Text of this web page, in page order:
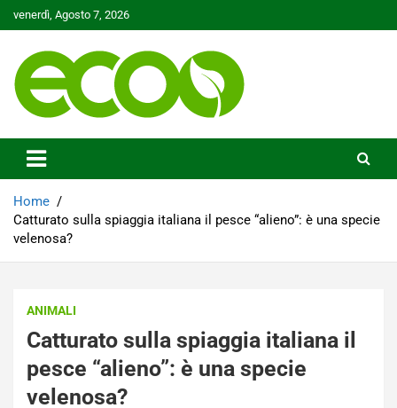
to
venerdì, Agosto 7, 2026
Ecoo.it
Home
Catturato sulla spiaggia italiana il pesce “alieno”: è una specie
velenosa?
ANIMALI
Catturato sulla spiaggia italiana il
pesce “alieno”: è una specie
velenosa?